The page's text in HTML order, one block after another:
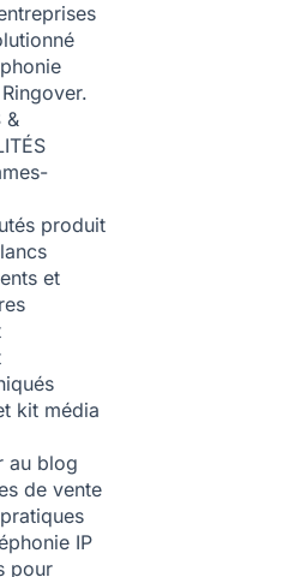
&
produit
et
kit média
au blog
de vente
IP
pour